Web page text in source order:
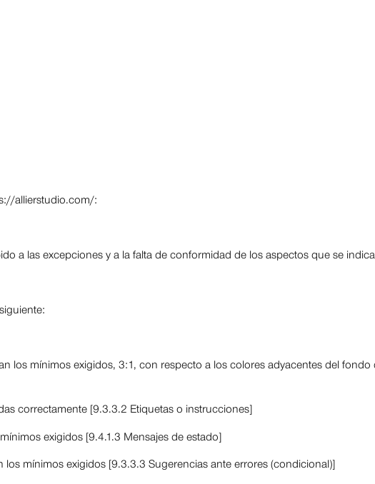
allierstudio.com/:
a las excepciones y a la falta de conformidad de los aspectos que se
los mínimos exigidos, 3:1, con respecto a los colores adyacentes del
correctamente [9.3.3.2 Etiquetas o instrucciones]
exigidos [9.4.1.3 Mensajes de estado]
mínimos exigidos [9.3.3.3 Sugerencias ante errores (condicional)]